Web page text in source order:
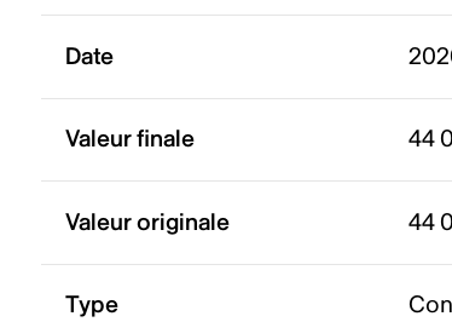
Date
Valeur finale 44
Valeur originale 44
Type